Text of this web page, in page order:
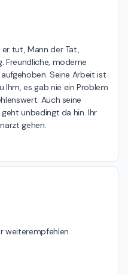
tut, Mann der Tat,
Freundliche, moderne
Seine Arbeit ist
es gab nie ein Problem
Auch seine
unbedingt da hin. Ihr
gehen.
weiterempfehlen.